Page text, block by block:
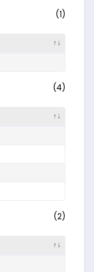
(1)
(4)
(2)